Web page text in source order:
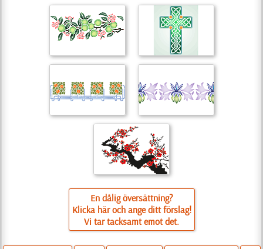
En dålig översättning?
Klicka här och ange ditt förslag!
Vi tar tacksamt emot det.